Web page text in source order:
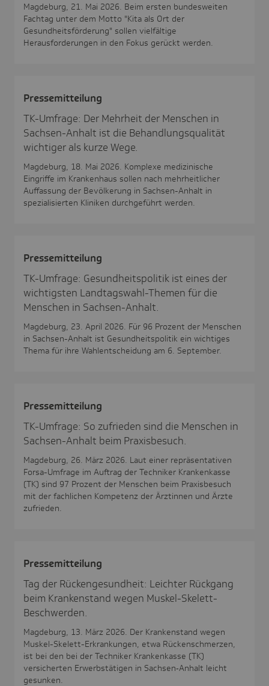
Magdeburg, 21. Mai 2026. Beim ersten bundesweiten
Fachtag unter dem Motto "Kita als Ort der
Gesundheitsförderung" sollen vielfältige
Herausforderungen in den Fokus gerückt werden.
Pres­se­mit­tei­lung
TK-Umfrage: Der Mehrheit der Menschen in
Sachsen-Anhalt ist die Behandlungsqualität
wichtiger als kurze Wege.
Magdeburg, 18. Mai 2026. Komplexe medizinische
Eingriffe im Krankenhaus sollen nach mehrheitlicher
Auffassung der Bevölkerung in Sachsen-Anhalt in
spezialisierten Kliniken durchgeführt werden.
Pres­se­mit­tei­lung
TK-Umfrage: Gesundheitspolitik ist eines der
wichtigsten Landtagswahl-Themen für die
Menschen in Sachsen-Anhalt.
Magdeburg, 23. April 2026. Für 96 Prozent der Menschen
in Sachsen-Anhalt ist Gesundheitspolitik ein wichtiges
Thema für ihre Wahlentscheidung am 6. September.
Pres­se­mit­tei­lung
TK-Umfrage: So zufrieden sind die Menschen in
Sachsen-Anhalt beim Praxisbesuch.
Magdeburg, 26. März 2026. Laut einer repräsentativen
Forsa-Umfrage im Auftrag der Techniker Krankenkasse
(TK) sind 97 Prozent der Menschen beim Praxisbesuch
mit der fachlichen Kompetenz der Ärztinnen und Ärzte
zufrieden.
Pres­se­mit­tei­lung
Tag der Rückengesundheit: Leichter Rückgang
beim Krankenstand wegen Muskel-Skelett-
Beschwerden.
Magdeburg, 13. März 2026. Der Krankenstand wegen
Muskel-Skelett-Erkrankungen, etwa Rückenschmerzen,
ist bei den bei der Techniker Krankenkasse (TK)
versicherten Erwerbstätigen in Sachsen‑Anhalt leicht
gesunken.